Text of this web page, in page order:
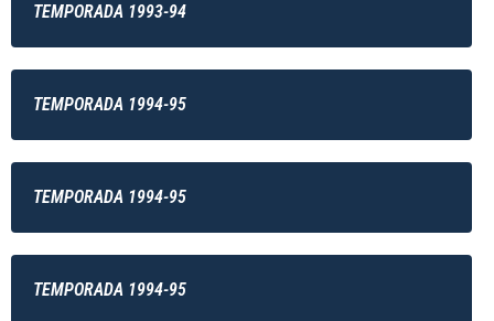
TEMPORADA 1993-94
TEMPORADA 1994-95
TEMPORADA 1994-95
TEMPORADA 1994-95